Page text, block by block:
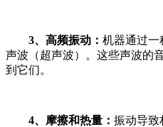
3、高频振动： 机器通过一
声波（超声波）。这些声波的
到它们。
4、摩擦和热量： 振动导致